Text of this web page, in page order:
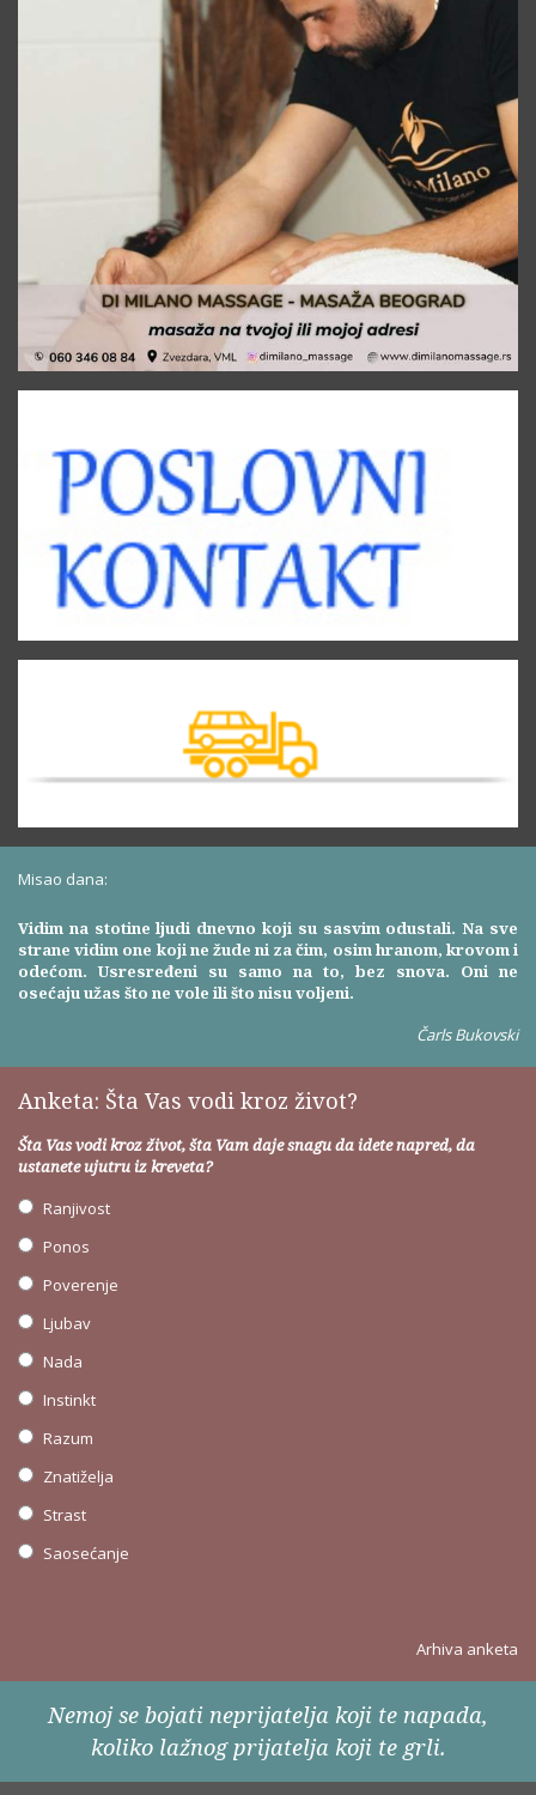
Misao dana:
Vidim na stotine ljudi dnevno koji su sasvim odustali. Na sve
strane vidim one koji ne žude ni za čim, osim hranom, krovom i
odećom. Usresređeni su samo na to, bez snova. Oni ne
osećaju užas što ne vole ili što nisu voljeni.
Čarls Bukovski
Anketa: Šta Vas vodi kroz život?
Šta Vas vodi kroz život, šta Vam daje snagu da idete napred, da
ustanete ujutru iz kreveta?
Ranjivost
Ponos
Poverenje
Ljubav
Nada
Instinkt
Razum
Znatiželja
Strast
Saosećanje
Arhiva anketa
Nemoj se bojati neprijatelja koji te napada,
koliko lažnog prijatelja koji te grli.